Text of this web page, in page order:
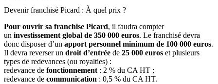
Devenir franchisé Picard : À quel prix ?
Pour ouvrir sa franchise Picard, il faudra compter
un investissement global de 350 000 euros. Le franchisé devra
donc disposer d’un apport personnel minimum de 100 000 euros.
Il devra reverser un droit d’entrée de 25 000 euros et plusieurs
types de redevances (ou royalties) :
redevance de fonctionnement : 2 % du CA HT ;
redevance de communication : 0,5 % du CA HT.